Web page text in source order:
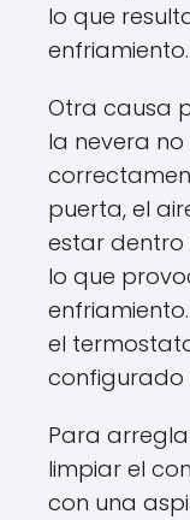
lo que
enfriamiento.
Otra causa
la nevera
puerta, el
estar dentro
lo que
el
configurado
Para
limpiar el
con una